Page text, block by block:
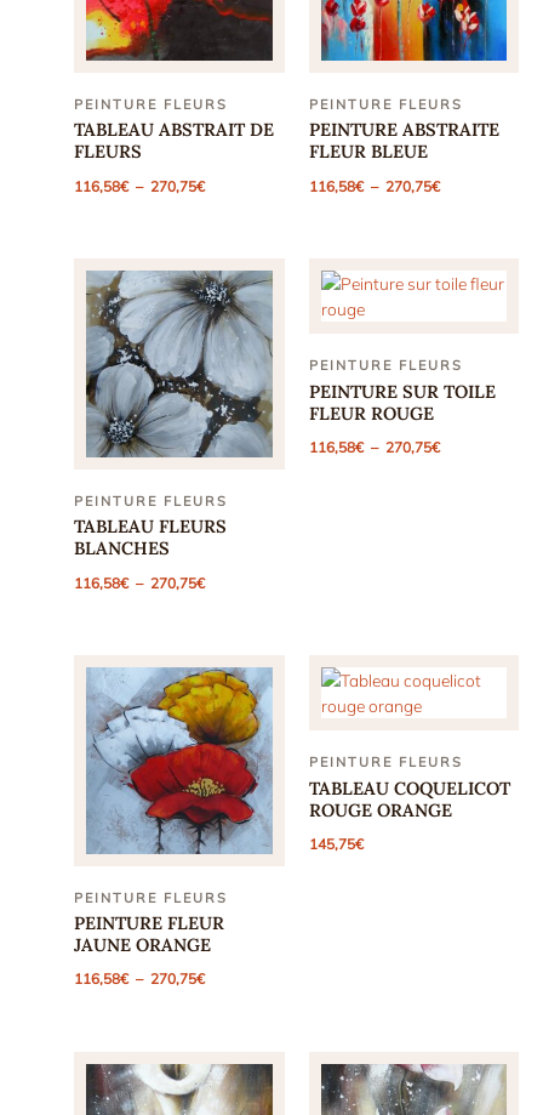
PEINTURE FLEURS
TABLEAU ABSTRAIT DE
FLEURS
116,58€ – 270,75€Plage
de
270,75€
PEINTURE FLEURS
PEINTURE ABSTRAITE
FLEUR BLEUE
116,58€ – 270,75€Plage
de
PEINTURE FLEURS
TABLEAU FLEURS
BLANCHES
116,58€ – 270,75€Plage
de
270,75€
PEINTURE FLEURS
PEINTURE SUR TOILE
FLEUR ROUGE
116,58€ – 270,75€Plage
PEINTURE FLEURS
PEINTURE FLEUR
JAUNE ORANGE
116,58€ – 270,75€Plage
270,75€
PEINTURE FLEURS
TABLEAU COQUELICOT
ROUGE ORANGE
145,75€